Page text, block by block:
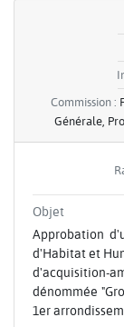
Commission :
Générale,
Objet
Approbation
d'Habitat et
d'acquisition-
dénommée
1er